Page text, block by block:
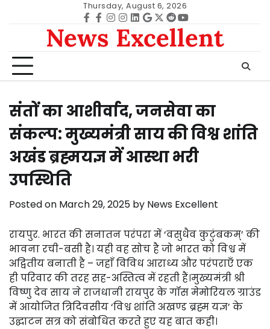
Thursday, August 6, 2026
Facebook
facebook
Instagram
instagram
Linkedin
google
Twitter
redditYoutube
News Excellent
संतों का आशीर्वाद, जनसेवा का
संकल्प: मुख्यमंत्री साय की विश्व शांति
अखंड ब्रह्मयज्ञ में आस्था भरी
उपस्थिति
Posted on March 29, 2025 by News Excellent
रायपुर. भारत की सनातन परंपरा में ‘वसुधैव कुटुंबकम्’ की
भावना रची-बसी है। यही वह सोच है जो भारत को विश्व में
अद्वितीय बनाती है – जहाँ विविध आराध्य और परंपराएँ एक
ही परिवार की तरह सह-अस्तित्व में रहती हैं।मुख्यमंत्री श्री
विष्णु देव साय ने राजधानी रायपुर के गॉस मेमोरियल ग्राउंड
में आयोजित त्रिदिवसीय ‘विश्व शांति अखण्ड ब्रह्म यज्ञ’ के
उद्घाटन सत्र को संबोधित करते हुए यह बात कही।